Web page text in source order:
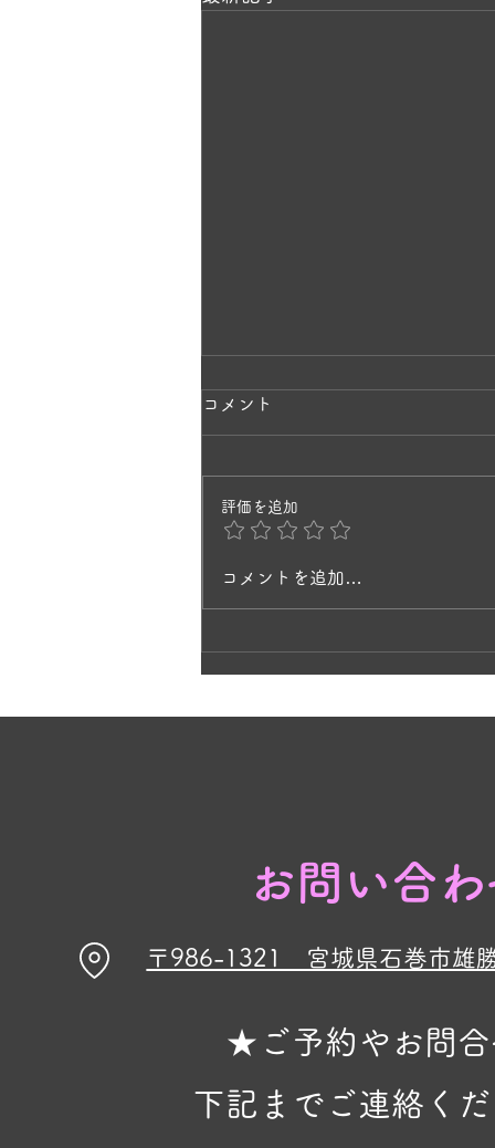
ラベンダーの香りに包まれて
✨
ずつ挿し木で増やして3年目。 と
てもキレイで、庭を歩いていると
風にそよいで、ラベンダーの香り
見頃です🌸
コメント
評価を追加
コメントを追加…
お問い合
〒986-1321 宮城県石巻市雄
★ご予約やお問
下記までご連絡く